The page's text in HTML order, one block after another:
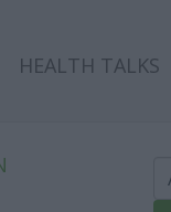
HEALTH TALKS